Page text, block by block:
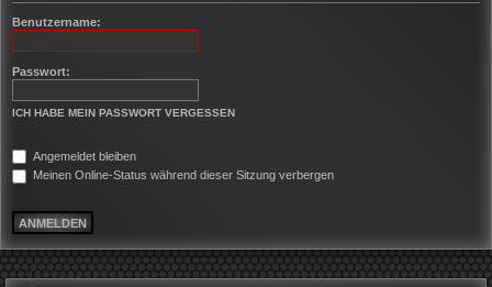
Benutzername:
Passwort:
ICH HABE MEIN PASSWORT VERGESSEN
Angemeldet bleiben
Meinen Online-Status während dieser Sitzung verbergen